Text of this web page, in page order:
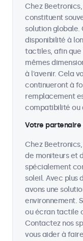
Chez
constituent
solution globale.
disponibilité à
tactiles, afin que
mêmes
à l'avenir. Cela
continueront à
remplacement
compatibilité ou
Votre partenaire
Chez
de moniteurs et
spécialement
soleil. Avec plus
avons une
environnement.
ou écran tactile
Contactez nos
vous aider à